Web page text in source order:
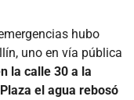
hubo
uno en vía pública
la calle 30 a la
el agua rebosó